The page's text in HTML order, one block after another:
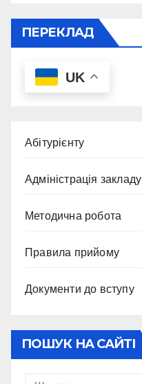
ПЕРЕКЛАД
UK
Абітурієнту
Адміністрація закладу
Методична робота
Правила прийому
Документи до вступу
ПОШУК НА САЙТІ